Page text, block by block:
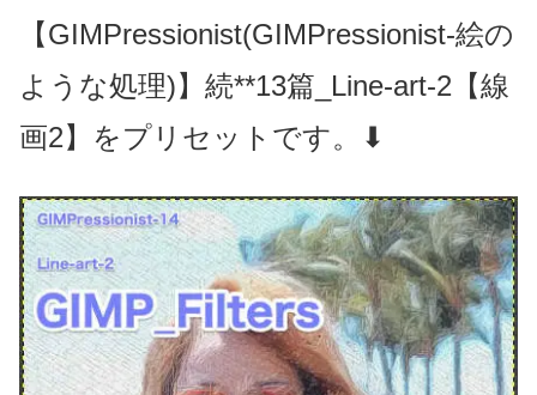
【GIMPressionist(GIMPressionist-絵の
ような処理)】続**13篇_Line-art-2【線
画2】をプリセットです。⬇